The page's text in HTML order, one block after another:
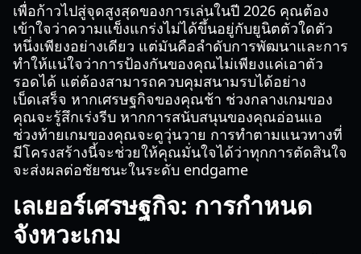
เพื่อก้าวไปสู่จุดสูงสุดของการเล่นในปี 2026 คุณต้อง
เข้าใจว่าความแข็งแกร่งไม่ได้ขึ้นอยู่กับยูนิตตัวใดตัว
หนึ่งเพียงอย่างเดียว แต่มันคือลำดับการพัฒนาและการ
ทำให้แน่ใจว่าการป้องกันของคุณไม่เพียงแค่เอาตัว
รอดได้ แต่ต้องสามารถควบคุมสนามรบได้อย่าง
เบ็ดเสร็จ หากเศรษฐกิจของคุณช้า ช่วงกลางเกมของ
คุณจะรู้สึกเร่งรีบ หากการสนับสนุนของคุณอ่อนแอ
ช่วงท้ายเกมของคุณจะดูวุ่นวาย การทำตามแนวทางที่
มีโครงสร้างนี้จะช่วยให้คุณมั่นใจได้ว่าทุกการตัดสินใจ
จะส่งผลต่อชัยชนะในระดับ endgame
เลเยอร์เศรษฐกิจ: การกำหนด
จังหวะเกม